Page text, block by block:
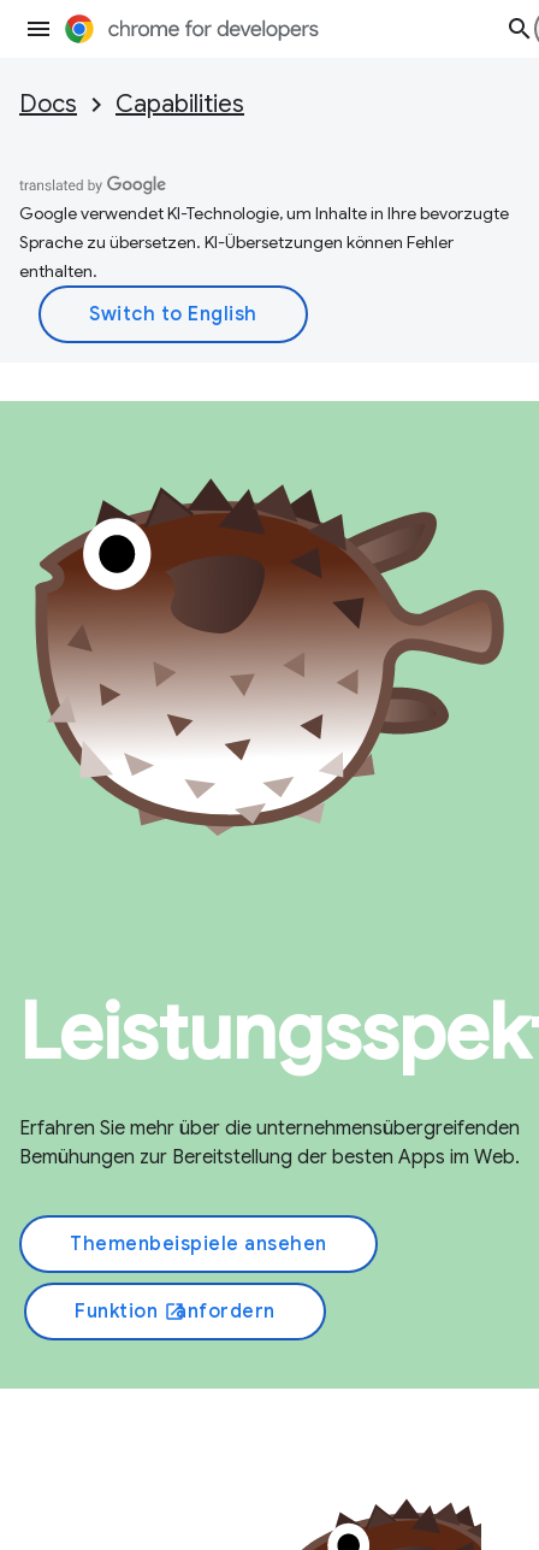
Docs Capabilities
Google verwendet KI-Technologie, um Inhalte in Ihre bevorzugte
Sprache zu übersetzen. KI-Übersetzungen können Fehler
enthalten.
Erfahren Sie mehr über die unternehmensübergreifenden
Bemühungen zur Bereitstellung der besten Apps im Web.
Themenbeispiele ansehen
Funktion open_in_new
anfordern